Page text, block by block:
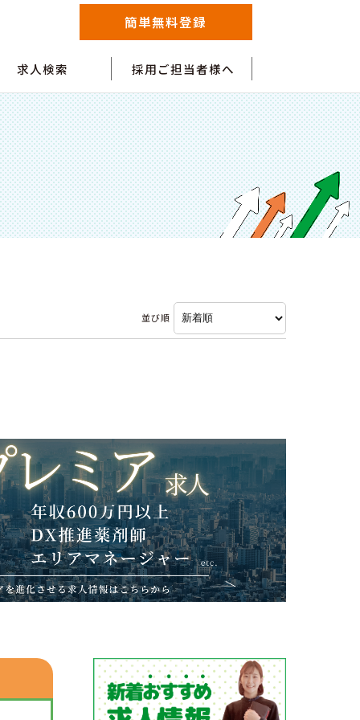
簡単無料登録
求人検索 採用ご担当者様へ
並び順